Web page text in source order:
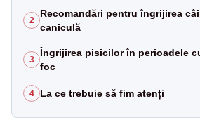
2
Recomandări pentru îngrijirea
caniculă
3
Îngrijirea pisicilor în perioadele
foc
4 La ce trebuie să fim atenți